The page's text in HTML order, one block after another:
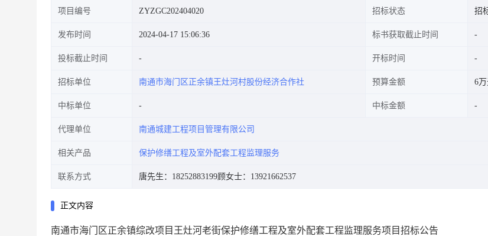
项目编号 ZYZGC202404020 招标状态 招
发布时间 2024-04-17 15:06:36 标书获取截止时间
投标截止时间 开标时间
招标单位 南通市海门区正余镇王灶河村股份经济合作社 预算金额 6
中标单位 中标金额
代理单位 南通城建工程项目管理有限公司
相关产品 保护修缮工程及室外配套工程监理服务
联系方式 唐先生：18252883199顾女士：13921662537
正文内容
南通市海门区正余镇综改项目王灶河老街保护修缮工程及室外配套工程监理服务项目招标公告